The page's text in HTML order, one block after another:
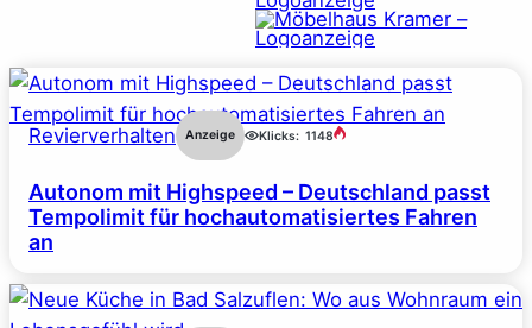
Revierverhalten Anzeige Klicks: 1148
Autonom mit Highspeed – Deutschland passt
Tempolimit für hochautomatisiertes Fahren
an